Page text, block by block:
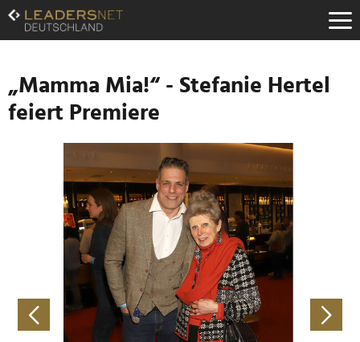
Zum
Inhalt
Zur
Navigation
Zur
Hauptnavigation
„Mamma Mia!“ - Stefanie Hertel
feiert Premiere